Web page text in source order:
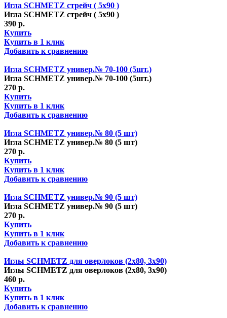
Игла SCHMETZ стрейч ( 5х90 )
Игла SCHMETZ стрейч ( 5х90 )
390 р.
Купить
Купить в 1 клик
Добавить к сравнению
Игла SCHMETZ универ.№ 70-100 (5шт.)
Игла SCHMETZ универ.№ 70-100 (5шт.)
270 р.
Купить
Купить в 1 клик
Добавить к сравнению
Игла SCHMETZ универ.№ 80 (5 шт)
Игла SCHMETZ универ.№ 80 (5 шт)
270 р.
Купить
Купить в 1 клик
Добавить к сравнению
Игла SCHMETZ универ.№ 90 (5 шт)
Игла SCHMETZ универ.№ 90 (5 шт)
270 р.
Купить
Купить в 1 клик
Добавить к сравнению
Иглы SCHMETZ для оверлоков (2х80, 3х90)
Иглы SCHMETZ для оверлоков (2х80, 3х90)
460 р.
Купить
Купить в 1 клик
Добавить к сравнению